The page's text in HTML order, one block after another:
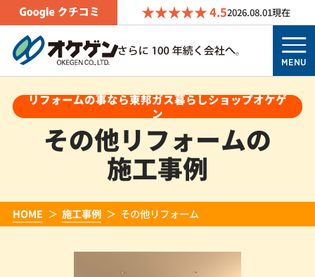
4.52026.08.01現在
MENU
リフォームの事なら東邦ガス暮らしショップオケゲ
ン
その他リフォームの
施工事例
HOME 施工事例 その他リフォーム